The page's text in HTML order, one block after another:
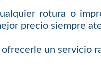
rotura o
precio siempre
ofrecerle un servicio